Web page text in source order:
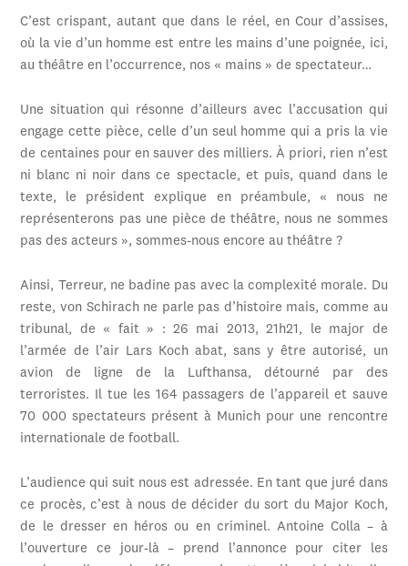
C’est crispant, autant que dans le réel, en Cour d’assises,
où la vie d’un homme est entre les mains d’une poignée, ici,
au théâtre en l’occurrence, nos « mains » de spectateur…
Une situation qui résonne d’ailleurs avec l’accusation qui
engage cette pièce, celle d’un seul homme qui a pris la vie
de centaines pour en sauver des milliers. À priori, rien n’est
ni blanc ni noir dans ce spectacle, et puis, quand dans le
texte, le président explique en préambule, « nous ne
représenterons pas une pièce de théâtre, nous ne sommes
pas des acteurs », sommes-nous encore au théâtre ?
Ainsi, Terreur, ne badine pas avec la complexité morale. Du
reste, von Schirach ne parle pas d’histoire mais, comme au
tribunal, de « fait » : 26 mai 2013, 21h21, le major de
l’armée de l’air Lars Koch abat, sans y être autorisé, un
avion de ligne de la Lufthansa, détourné par des
terroristes. Il tue les 164 passagers de l’appareil et sauve
70 000 spectateurs présent à Munich pour une rencontre
internationale de football.
L’audience qui suit nous est adressée. En tant que juré dans
ce procès, c’est à nous de décider du sort du Major Koch,
de le dresser en héros ou en criminel. Antoine Colla – à
l’ouverture ce jour-là – prend l’annonce pour citer les